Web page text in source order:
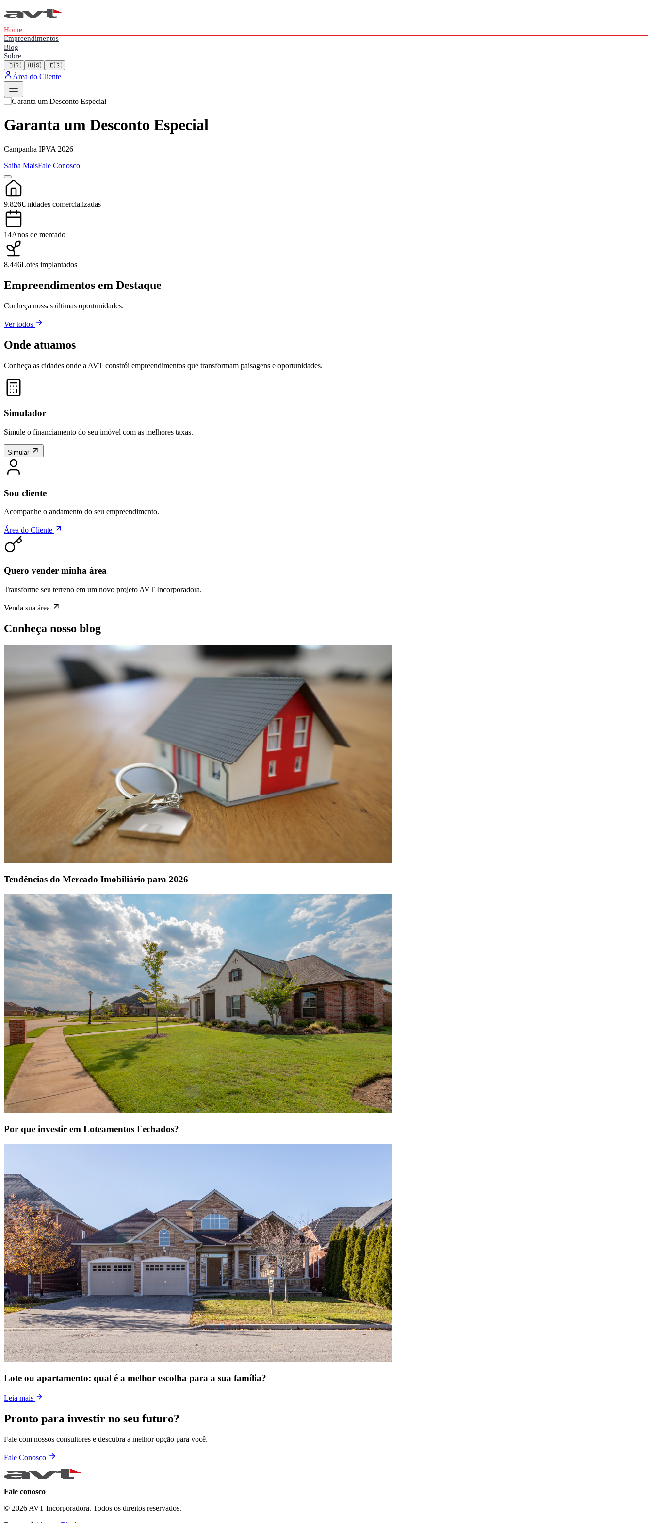
Home
Empreendimentos
Blog
Sobre
🇧🇷 🇺🇸 🇪🇸
Área do Cliente
Garanta um Desconto Especial
Campanha IPVA 2026
Saiba MaisFale Conosco
9.826Unidades comercializadas
14Anos de mercado
8.446Lotes implantados
Empreendimentos em Destaque
Conheça nossas últimas oportunidades.
Ver todos
Onde atuamos
Conheça as cidades onde a AVT constrói empreendimentos que transformam paisagens e oportunidades.
+
Simulador
Simule o financiamento do seu imóvel com as melhores taxas.
Simular
Sou cliente
Acompanhe o andamento do seu empreendimento.
Área do Cliente
Quero vender minha área
Transforme seu terreno em um novo projeto AVT Incorporadora.
Venda sua área
Conheça nosso blog
Tendências do Mercado Imobiliário para 2026
Por que investir em Loteamentos Fechados?
Lote ou apartamento: qual é a melhor escolha para a sua família?
Leia mais
Pronto para investir no seu futuro?
Fale com nossos consultores e descubra a melhor opção para você.
Fale Conosco
Fale conosco
© 2026 AVT Incorporadora. Todos os direitos reservados.